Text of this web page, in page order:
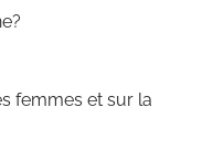
femmes et sur la